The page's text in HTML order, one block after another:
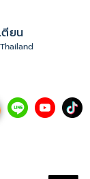
ตียน